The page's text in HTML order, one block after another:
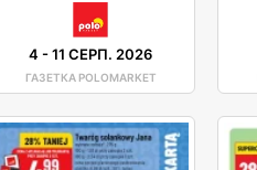
4 -11 СЕРП. 2026
ГАЗЕТКА POLOMARKET